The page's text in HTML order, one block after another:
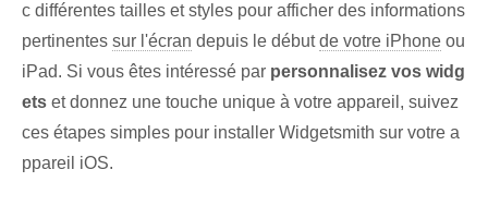
c différentes tailles et styles pour afficher des informations
pertinentes⁣ sur l'écran depuis le débutde votre iPhone ou
iPad.⁢ Si vous êtes intéressé par personnalisez⁣ vos⁤ widg
ets et donnez une touche unique à votre appareil, suivez
ces étapes simples pour installer Widgetsmith sur votre a
ppareil iOS.